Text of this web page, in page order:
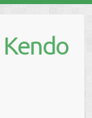
Kendo